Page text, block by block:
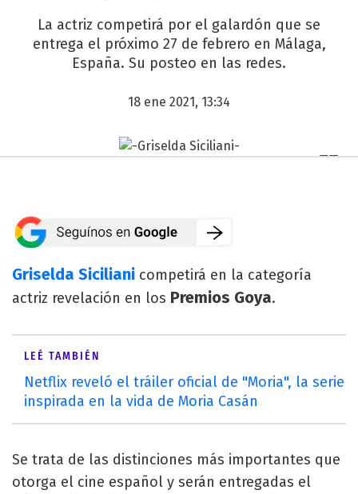
La actriz competirá por el galardón que se
entrega el próximo 27 de febrero en Málaga,
España. Su posteo en las redes.
18 ene 2021, 13:34
Griselda Siciliani competirá en la categoría
actriz revelación en los Premios Goya.
LEÉ TAMBIÉN
Netflix reveló el tráiler oficial de "Moria", la serie
inspirada en la vida de Moria Casán
Se trata de las distinciones más importantes que
otorga el cine español y serán entregadas el